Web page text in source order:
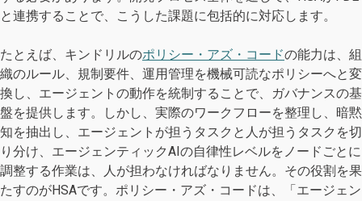
と連携することで、こうした課題に包括的に対応します。
たとえば、キンドリルのポリシー・アズ・コードの能力は、組
織のルール、規制要件、運用管理を機械可読なポリシーへと変
換し、エージェントの動作を統制することで、ガバナンスの基
盤を提供します。しかし、実際のワークフローを整理し、暗黙
知を抽出し、エージェントが担うタスクと人が担うタスクを切
り分け、エージェンティックAIの自律性レベルをノードごとに
調整する作業は、人が担わなければなりません。その役割を果
たすのがHSAです。ポリシー・アズ・コードは、「エージェン